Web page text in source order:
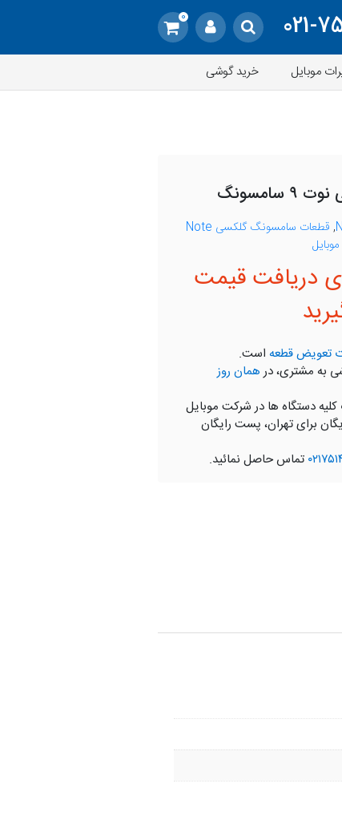
021-
0
موبایل خرید گوشی
,
قطعات سامسونگ گلکسی Note
دریافت قیمت
تعویض قطعه است.
به مشتری، درهمان روز
کلیه دستگاه ها در شرکت موبایل
برای تهران، پست رایگان
تماس حاصل نمائید.